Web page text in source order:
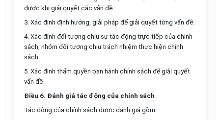
được khi giải quyết các vấn đề.
3. Xác định định hướng, giải pháp để giải quyết từng vấn đề.
4. Xác định đối tượng chịu sự tác động trực tiếp của chính
sách, nhóm đối tượng chịu trách nhiệm thực hiện chính
sách.
5. Xác định thẩm quyền ban hành chính sách để giải quyết
vấn đề.
Điều 6. Đánh giá tác động của chính sách
Tác động của chính sách được đánh giá gồm: